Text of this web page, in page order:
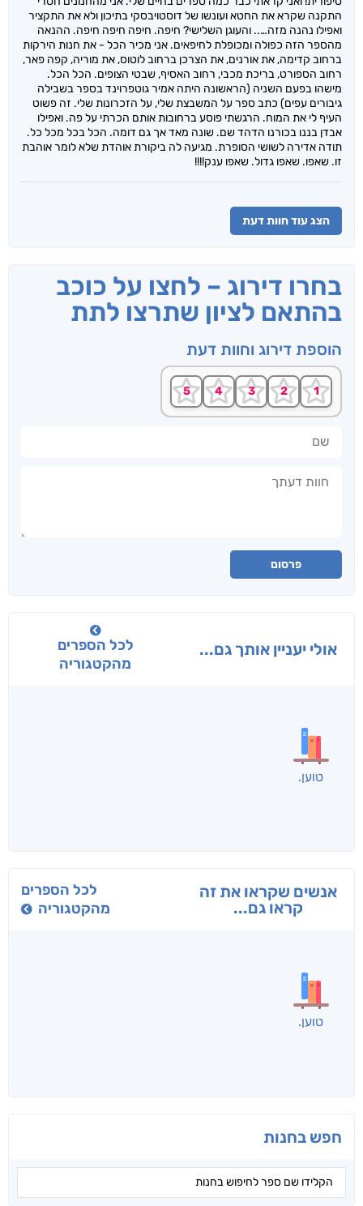
התקנה שקרא את החטא ועונשו של דוסטויבסקי בתיכון ולא את התקציר
ואפילו נהנה מזה….. והעוגן השלישי? חיפה. חיפה חיפה חיפה. ההנאה
מהספר הזה כפולה ומכופלת לחיפאים. אני מכיר הכל - את חנות הירקות
ברחוב קדימה, את אורנים, את הצרכן ברחוב לוטוס, את מוריה, קפה פאר,
רחוב הספורט, בריכת מכבי, רחוב האסיף, שבטי הצופים. הכל הכל.
מישהו בפעם השניה (הראשונה היתה אמיר גוטפרוינד בספר בשבילה
גיבורים עפים) כתב ספר על המשבצת שלי, על הזכרונות שלי. זה פשוט
העיף לי את המוח. הרגשתי פוסע ברחובות אותם הכרתי על פה. ואפילו
אבדן בננו בכורנו הדהד שם. שונה מאד אך גם דומה. הכל בכל מכל כל.
תודה אדירה לשושי הסופרת. מגיעה לה ביקורת אוהדת שלא לומר אוהבת
זו. שאפו. שאפו גדול. שאפו ענק!!!!
הצג עוד חוות דעת
בחרו דירוג – לחצו על כוכב
בהתאם לציון שתרצו לתת
הוספת דירוג וחוות דעת
פרסום
אולי יעניין אותך גם...
לכל הספרים
מהקטגוריה
בפנוכו
חני שאטן
תרדמת
א. פ.
אנשים שקראו את זה